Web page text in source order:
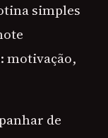
simples
motivação,
de